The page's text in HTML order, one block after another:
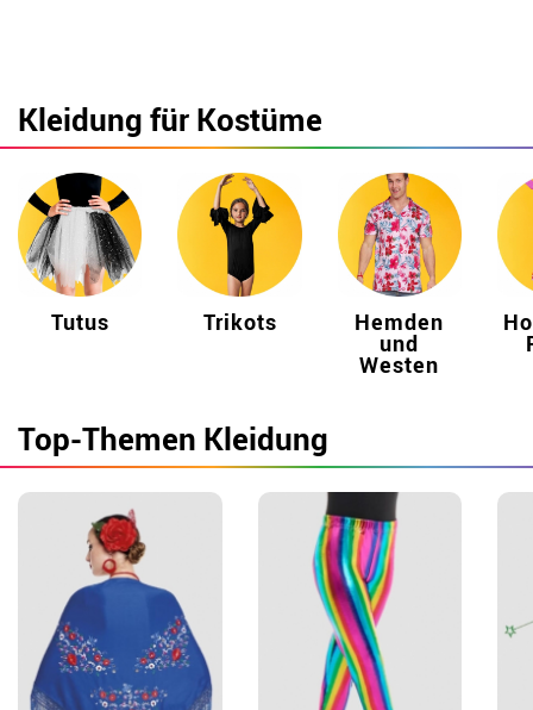
Kleidung für Kostüme
Tutus Trikots Hemden
und
Westen
Top-Themen Kleidung